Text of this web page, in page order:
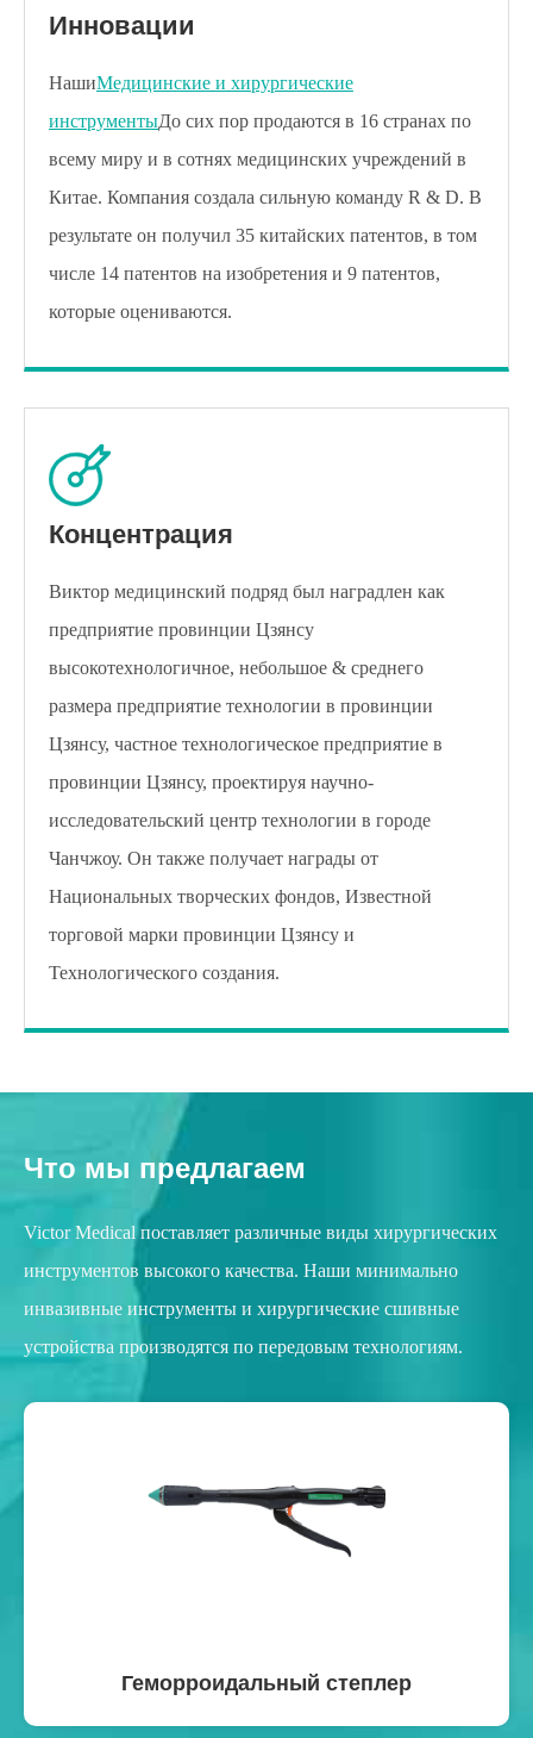
Инновации
НашиМедицинские и хирургические
инструментыДо сих пор продаются в 16 странах по
всему миру и в сотнях медицинских учреждений в
Китае. Компания создала сильную команду R & D. В
результате он получил 35 китайских патентов, в том
числе 14 патентов на изобретения и 9 патентов,
которые оцениваются.
Концентрация
Виктор медицинский подряд был наградлен как
предприятие провинции Цзянсу
высокотехнологичное, небольшое & среднего
размера предприятие технологии в провинции
Цзянсу, частное технологическое предприятие в
провинции Цзянсу, проектируя научно-
исследовательский центр технологии в городе
Чанчжоу. Он также получает награды от
Национальных творческих фондов, Известной
торговой марки провинции Цзянсу и
Технологического создания.
Что мы предлагаем
Victor Medical поставляет различные виды хирургических
инструментов высокого качества. Наши минимально
инвазивные инструменты и хирургические сшивные
устройства производятся по передовым технологиям.
Геморроидальный степлер